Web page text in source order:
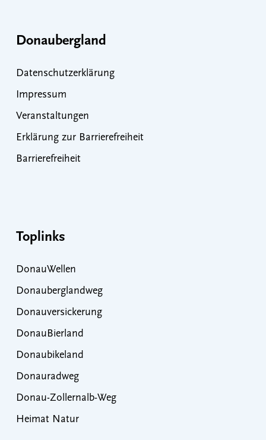
Donaubergland
Datenschutzerklärung
Impressum
Veranstaltungen
Erklärung zur Barrierefreiheit
Barrierefreiheit
Toplinks
DonauWellen
Donauberglandweg
Donauversickerung
DonauBierland
Donaubikeland
Donauradweg
Donau-Zollernalb-Weg
Heimat Natur